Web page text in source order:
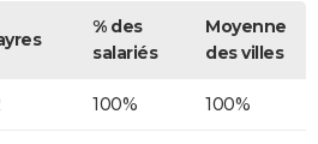
% des
salariés
Moyenne
des villes
100% 100%